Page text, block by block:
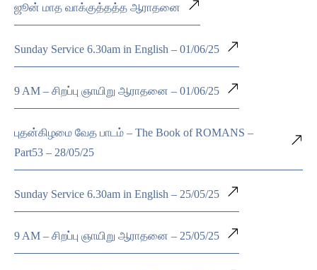
ஜூன் மாத வாக்குத்தத்த ஆராதனை
Sunday Service 6.30am in English – 01/06/25
9 AM – சிறப்பு ஞாயிறு ஆராதனை – 01/06/25
புதன்கிழமை வேத பாடம் – The Book of ROMANS –
Part53 – 28/05/25
Sunday Service 6.30am in English – 25/05/25
9 AM – சிறப்பு ஞாயிறு ஆராதனை – 25/05/25